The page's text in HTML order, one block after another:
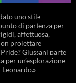
uno stile
di partenza per
affettuosa,
proiettare
Giussani parte
per un’esplorazione